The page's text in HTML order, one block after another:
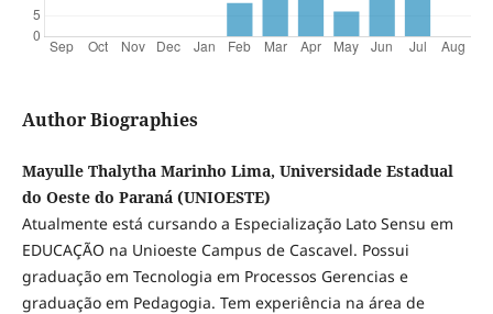
Author Biographies
Mayulle Thalytha Marinho Lima, Universidade Estadual
do Oeste do Paraná (UNIOESTE)
Atualmente está cursando a Especialização Lato Sensu em
EDUCAÇÃO na Unioeste Campus de Cascavel. Possui
graduação em Tecnologia em Processos Gerencias e
graduação em Pedagogia. Tem experiência na área de